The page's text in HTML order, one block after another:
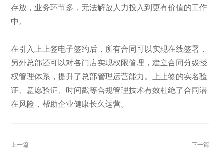
存放，业务环节多，无法解放人力投入到更有价值的工作
中。
在引入上上签电子签约后，所有合同可以实现在线签署，
另外总部还可以对各门店实现权限管理，建立合同分级授
权管理体系，提升了总部管理运营能力。上上签的实名验
证、意愿验证、时间戳等合规管理技术有效杜绝了合同潜
在风险，帮助企业健康长久运营。
上一篇 下一篇